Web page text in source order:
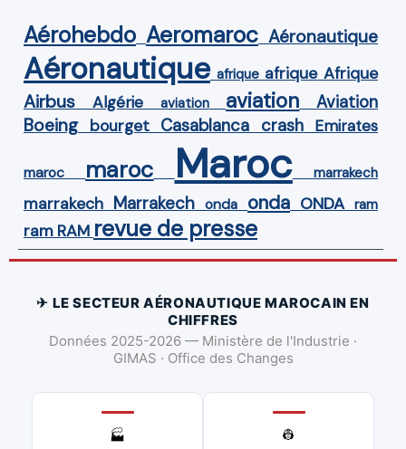
Aérohebdo Aeromaroc Aéronautique
Aéronautique afrique afrique Afrique
Airbus Algérie aviation aviation Aviation
Boeing bourget Casablanca crash Emirates
maroc maroc Maroc marrakech
marrakech Marrakech onda onda ONDA ram
ram RAM revue de presse
✈ LE SECTEUR AÉRONAUTIQUE MAROCAIN EN
CHIFFRES
Données 2025-2026 — Ministère de l'Industrie ·
GIMAS · Office des Changes
🏭
👷